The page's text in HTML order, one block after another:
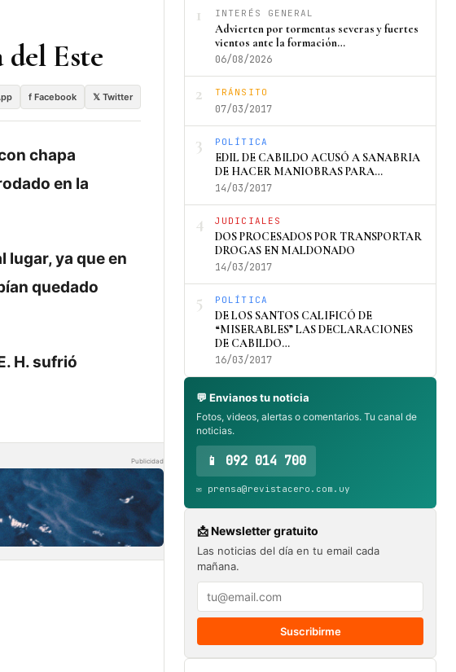
Este
f Facebook 𝕏 Twitter
chapa
en la
ya que en
quedado
H. sufrió
Publicidad
1 INTERÉS GENERAL
Advierten por tormentas severas y fuertes
vientos ante la formación…
06/08/2026
2 TRÁNSITO
07/03/2017
3 POLÍTICA
EDIL DE CABILDO ACUSÓ A SANABRIA
DE HACER MANIOBRAS PARA…
14/03/2017
4 JUDICIALES
DOS PROCESADOS POR TRANSPORTAR
DROGAS EN MALDONADO
14/03/2017
5 POLÍTICA
DE LOS SANTOS CALIFICÓ DE
“MISERABLES” LAS DECLARACIONES
DE CABILDO…
16/03/2017
💬 Envianos tu noticia
Fotos, videos, alertas o comentarios. Tu canal de
noticias.
📱 092 014 700
✉️ prensa@revistacero.com.uy
📩 Newsletter gratuito
Las noticias del día en tu email cada
mañana.
Suscribirme